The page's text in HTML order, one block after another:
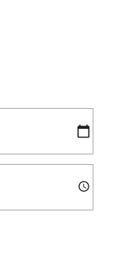
Art beobachtet